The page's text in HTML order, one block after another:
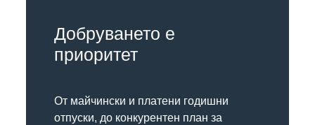
Добруването е
приоритет
От майчински и платени годишни
отпуски, до конкурентен план за